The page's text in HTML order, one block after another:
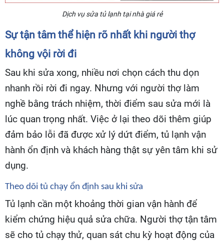
Dịch vụ sửa tủ lạnh tại nhà giá rẻ
Sự tận tâm thể hiện rõ nhất khi người thợ
không vội rời đi
Sau khi sửa xong, nhiều nơi chọn cách thu dọn
nhanh rồi rời đi ngay. Nhưng với người thợ làm
nghề bằng trách nhiệm, thời điểm sau sửa mới là
lúc quan trọng nhất. Việc ở lại theo dõi thêm giúp
đảm bảo lỗi đã được xử lý dứt điểm, tủ lạnh vận
hành ổn định và khách hàng thật sự yên tâm khi sử
dụng.
Theo dõi tủ chạy ổn định sau khi sửa
Tủ lạnh cần một khoảng thời gian vận hành để
kiểm chứng hiệu quả sửa chữa. Người thợ tận tâm
sẽ cho tủ chạy thử, quan sát chu kỳ hoạt động của